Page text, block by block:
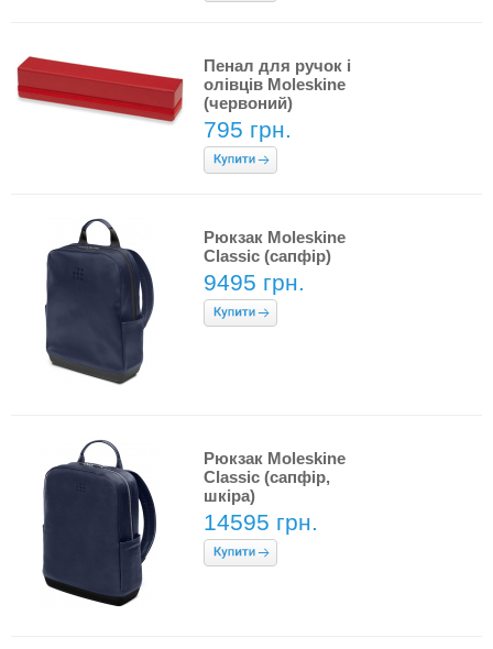
Пенал для ручок і
олівців Moleskine
(червоний)
795 грн.
Рюкзак Moleskine
Classic (сапфір)
9495 грн.
Рюкзак Moleskine
Classic (сапфір,
шкіра)
14595 грн.